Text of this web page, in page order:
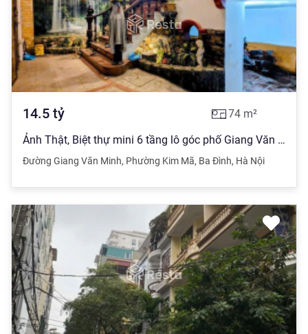
14.5 tỷ 74 m²
Ảnh Thật, Biệt thự mini 6 tầng lô góc phố Giang Văn Minh, kiến trúc sư thiết kế, nội thất tiền tỷ.
Đường Giang Văn Minh, Phường Kim Mã, Ba Đình, Hà Nội